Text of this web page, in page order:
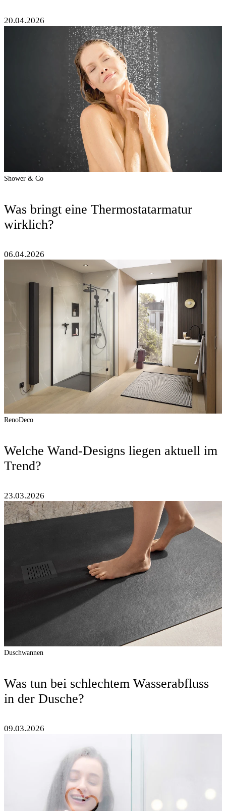
20.04.2026
Shower & Co
Was bringt eine Thermostatarmatur
wirklich?
06.04.2026
RenoDeco
Welche Wand-Designs liegen aktuell im
Trend?
23.03.2026
Duschwannen
Was tun bei schlechtem Wasserabfluss
in der Dusche?
09.03.2026